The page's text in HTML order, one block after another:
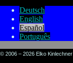
Deutsch
English
Español
Português
© 2006 – 2026 Elko Kinlechner